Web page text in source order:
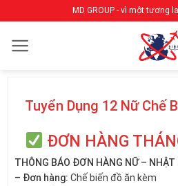
qua
nội
MD GROUP - vì một tương
Tuyển Dụng 12 Nữ Chế
ĐƠN HÀNG
THÔNG BÁO ĐƠN HÀNG NỮ – NHẬT
– Đơn hàng: Chế biến đồ ăn kèm